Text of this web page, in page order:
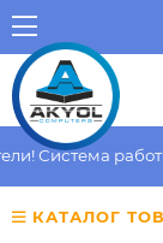
Система работы
КАТАЛОГ